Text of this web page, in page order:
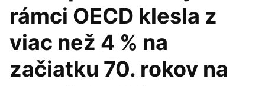
rámci OECD klesla z
viac než 4 % na
začiatku 70. rokov na